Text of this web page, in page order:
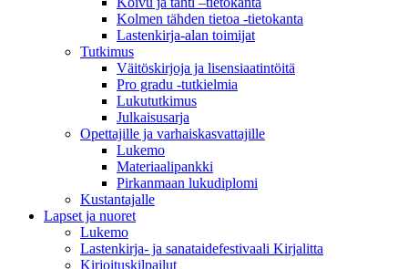
Kolmen tähden tietoa -tietokanta
Lastenkirja-alan toimijat
Tutkimus
Väitöskirjoja ja lisensiaatintöitä
Pro gradu -tutkielmia
Lukututkimus
Julkaisusarja
Opettajille ja varhaiskasvattajille
Lukemo
Materiaalipankki
Pirkanmaan lukudiplomi
Kustantajalle
Lapset ja nuoret
Lukemo
Lastenkirja- ja sanataidefestivaali Kirjalitta
Kirjoituskilpailut